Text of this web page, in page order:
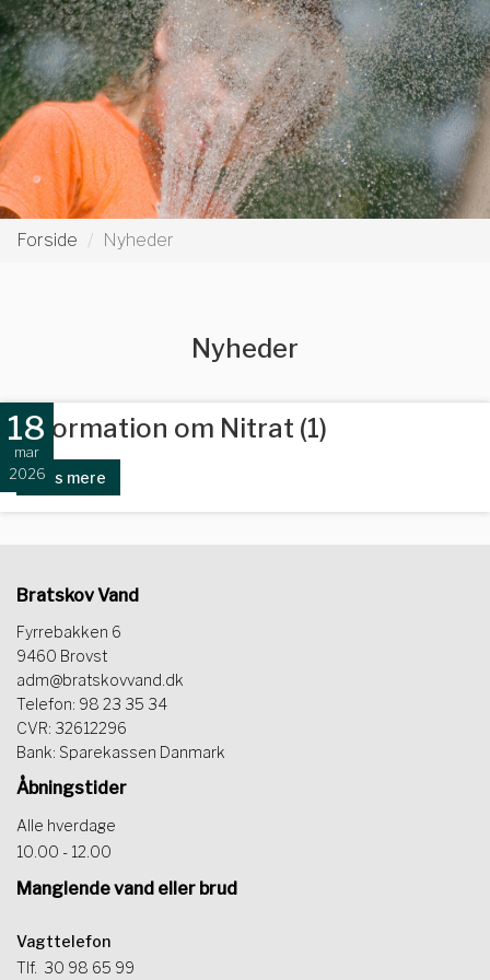
Forside Nyheder
Nyheder
18
mar
2026
Information om Nitrat (1)
Læs mere
Bratskov Vand
Fyrrebakken 6
9460 Brovst
adm@bratskovvand.dk
Telefon: 98 23 35 34
CVR: 32612296
Bank: Sparekassen Danmark
Åbningstider
Alle hverdage
10.00 - 12.00
Manglende vand eller brud
Vagttelefon
Tlf. 30 98 65 99